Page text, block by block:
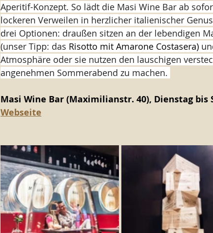
Aperitif-Konzept. So lädt die Masi Wine Bar ab
lockeren Verweilen in herzlicher italienischer
drei Optionen: draußen sitzen an der lebendigen
(unser Tipp: das Risotto mit Amarone Costasera)
Atmosphäre oder sie nutzen den lauschigen
angenehmen Sommerabend zu machen.
Masi Wine Bar (Maximilianstr. 40), Dienstag bis
Webseite